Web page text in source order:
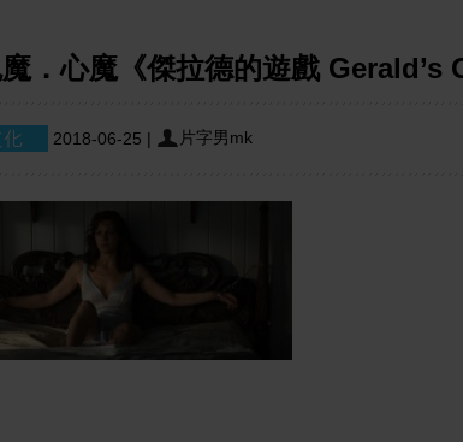
．心魔《傑拉德的遊戲 Gerald’s
2018-06-25 | 片字男mk